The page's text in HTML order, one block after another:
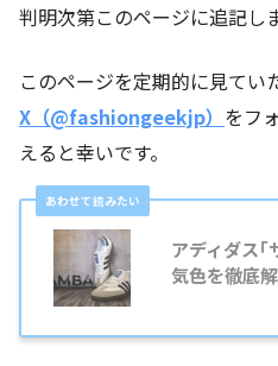
判明次第このページに追記し
このページを定期的に見てい
X（@fashiongeekjp） をフ
えると幸いです。
アディダス｢
気色を徹底